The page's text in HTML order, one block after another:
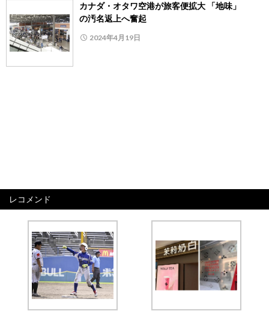
カナダ・オタワ空港が旅客便拡大 「地味」
の汚名返上へ奮起
2024年4月19日
レコメンド